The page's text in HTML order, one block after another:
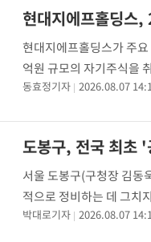
찜통더위…곳곳 소나기·강원
용인·청주 팹에 54조 투자…"AI
영·이다영 자매, 아제르바이잔
접대 7경기 들여다보니…한
6200선 약보합…0.60% 내린
환율, 7.7원 내린 1416.1원
40.1도 관측…서울, 2018년 이
, '계엄 수용공간 확보' 신용해
韓축구 파문…"국민적 공분에
에 성접대 파문까지…'쑥대밭'
현대지에프홀딩
현대지에프홀딩스가 주
억원 규모의 자기주식을
기 매출이 2조557억원으
동효정기자 2026.08.07
도봉구, 전국 최초
서울 도봉구(구청장 김동
적으로 정비하는 데 그치
원천부터 해결하기 위해
박대로기자 2026.08.07